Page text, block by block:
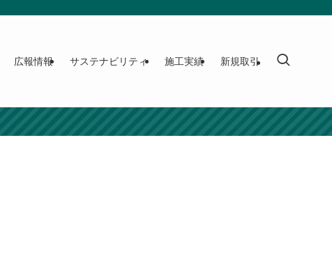
広報情報 サステナビリティ 施工実績 新規取引